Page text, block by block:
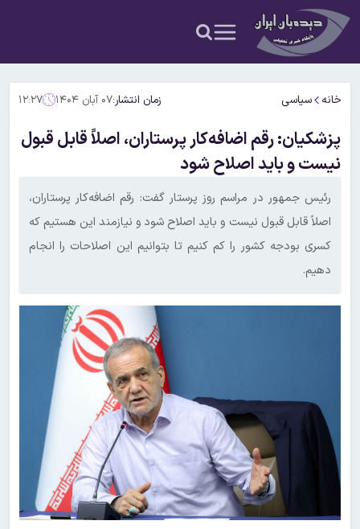
خانه سیاسی زمان انتشار:۰۷ آبان ۱۴۰۴ ۱۲:۲۷
پزشکیان: رقم اضافه‌کار پرستاران، اصلاً قابل قبول
نیست و باید اصلاح شود
رئیس جمهور در مراسم روز پرستار گفت: رقم اضافه‌کار پرستاران،
اصلاً قابل قبول نیست و باید اصلاح شود و نیازمند این هستیم که
کسری بودجه کشور را کم کنیم تا بتوانیم این اصلاحات را انجام
دهیم.